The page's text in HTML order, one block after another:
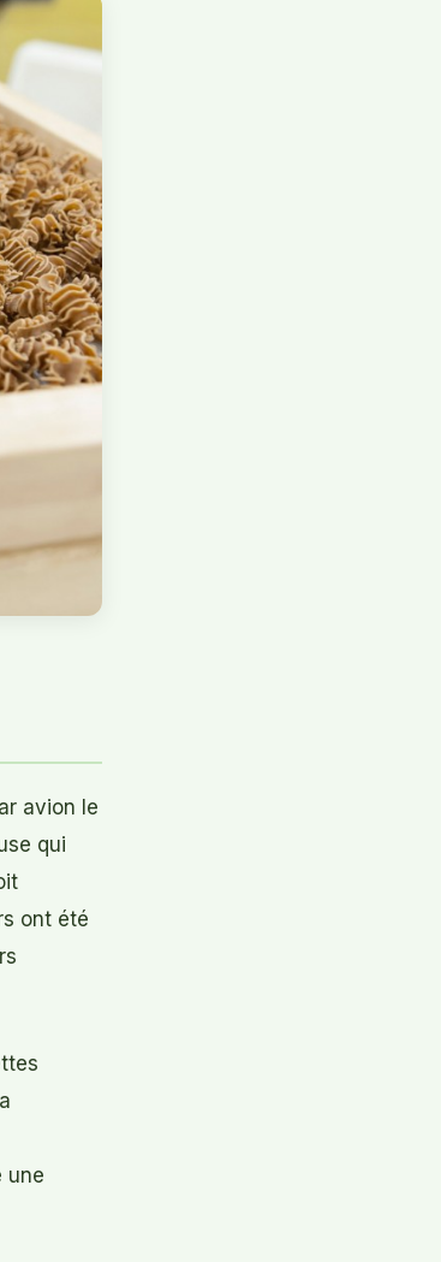
avion le
qui
ont été
une